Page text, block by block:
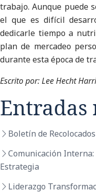
trabajo. Aunque puede
el que es difícil
dedicarle tiempo a
plan de mercadeo
durante esta época de
Escrito por: Lee Hecht
Entradas
Boletín de
Comunicación
Estrategia
Liderazgo